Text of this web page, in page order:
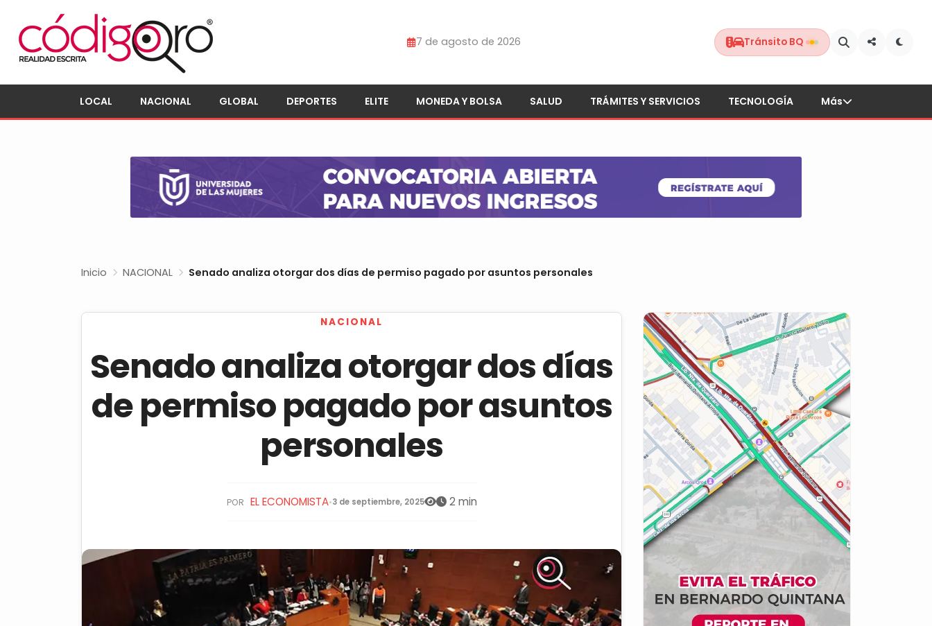
7 de agosto de 2026 Tránsito BQ
LOCAL NACIONAL GLOBAL DEPORTES ELITE MONEDA Y BOLSA SALUD TRÁMITES Y SERVICIOS TECNOLOGÍA Más
Inicio NACIONAL Senado analiza otorgar dos días de permiso pagado por asuntos personales
NACIONAL
Senado analiza otorgar dos días
de permiso pagado por asuntos
personales
POR EL ECONOMISTA•3 de septiembre, 2025 2 min